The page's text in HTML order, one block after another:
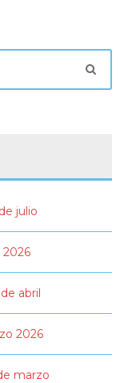
julio
2026
abril
2026
marzo